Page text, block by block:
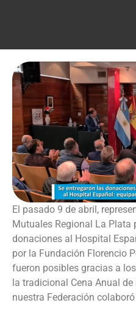
El pasado 9 de abril,
Mutuales Regional La Plata
donaciones al Hospital
por la Fundación Florencio
fueron posibles gracias a
la tradicional Cena Anual
nuestra Federación